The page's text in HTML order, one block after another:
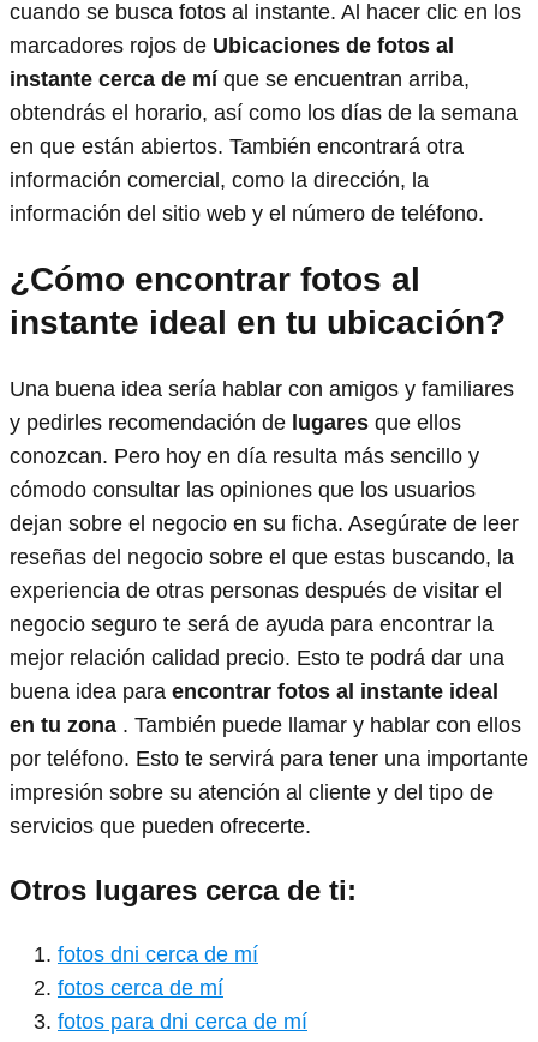
cuando se busca fotos al instante. Al hacer clic en los
marcadores rojos de Ubicaciones de fotos al
instante cerca de mí que se encuentran arriba,
obtendrás el horario, así como los días de la semana
en que están abiertos. También encontrará otra
información comercial, como la dirección, la
información del sitio web y el número de teléfono.
¿Cómo encontrar fotos al
instante ideal en tu ubicación?
Una buena idea sería hablar con amigos y familiares
y pedirles recomendación de lugares que ellos
conozcan. Pero hoy en día resulta más sencillo y
cómodo consultar las opiniones que los usuarios
dejan sobre el negocio en su ficha. Asegúrate de leer
reseñas del negocio sobre el que estas buscando, la
experiencia de otras personas después de visitar el
negocio seguro te será de ayuda para encontrar la
mejor relación calidad precio. Esto te podrá dar una
buena idea para encontrar fotos al instante ideal
en tu zona . También puede llamar y hablar con ellos
por teléfono. Esto te servirá para tener una importante
impresión sobre su atención al cliente y del tipo de
servicios que pueden ofrecerte.
Otros lugares cerca de ti:
fotos dni cerca de mí
fotos cerca de mí
fotos para dni cerca de mí